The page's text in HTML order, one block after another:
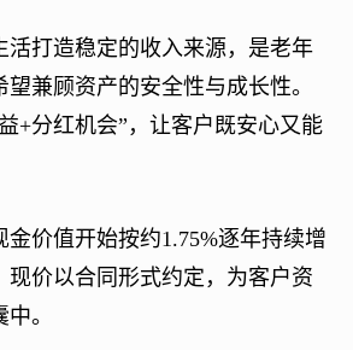
打造稳定的收入来源，是老年
兼顾资产的安全性与成长性。
+分红机会”，让客户既安心又能
价值开始按约1.75%逐年持续增
价以合同形式约定，为客户资
。